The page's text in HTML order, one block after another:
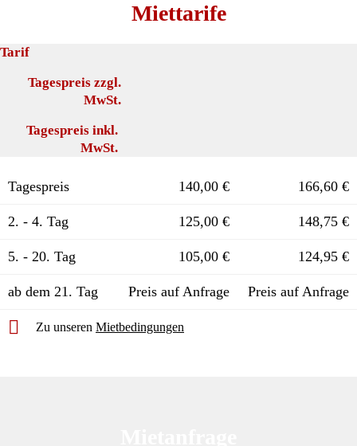
Miettarife
Tarif
Tagespreis zzgl.
MwSt.
Tagespreis inkl.
MwSt.
Tagespreis 140,00 € 166,60 €
2. - 4. Tag 125,00 € 148,75 €
5. - 20. Tag 105,00 € 124,95 €
ab dem 21. Tag Preis auf Anfrage Preis auf Anfrage
Zu unseren Mietbedingungen